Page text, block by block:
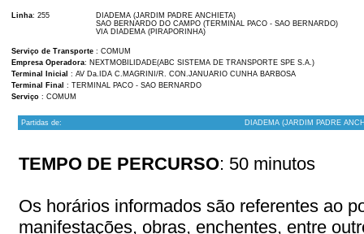
Linha: 255
DIADEMA (JARDIM PADRE ANCHIETA)
SAO BERNARDO DO CAMPO (TERMINAL PACO - SAO BERNARDO)
VIA DIADEMA (PIRAPORINHA)
Serviço de Transporte : COMUM
Empresa Operadora: NEXTMOBILIDADE(ABC SISTEMA DE TRANSPORTE SPE S.A.)
Terminal Inicial : AV Da.IDA C.MAGRINI/R. CON.JANUARIO CUNHA BARBOSA
Terminal Final : TERMINAL PACO - SAO BERNARDO
Serviço : COMUM
Partidas de: DIADEMA (JARDIM PADRE
TEMPO DE PERCURSO: 50 minutos
Os horários informados são referentes ao
manifestações, obras, enchentes, entre